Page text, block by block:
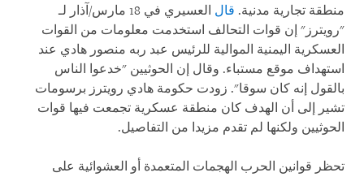
منطقة تجارية مدنية. قال
العسيري في 18 مارس/آذار لـ
"رويترز" إن قوات التحالف استخدمت معلومات من القوات
العسكرية اليمنية الموالية للرئيس عبد ربه منصور هادي عند
استهداف موقع مستباء. وقال إن الحوثيين "خدعوا الناس
بالقول إنه كان سوقا". زودت حكومة هادي رويترز برسومات
تشير إلى أن الهدف كان منطقة عسكرية تجمعت فيها قوات
الحوثيين ولكنها لم تقدم مزيدا من التفاصيل.
تحظر قوانين الحرب الهجمات المتعمدة أو العشوائية على